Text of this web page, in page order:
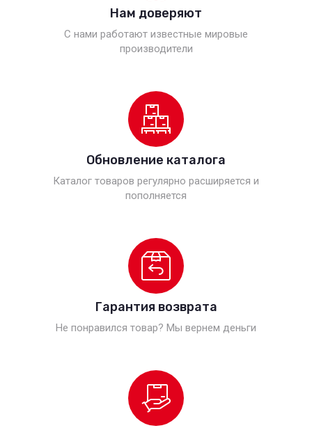
Нам доверяют
С нами работают известные мировые
производители
Обновление каталога
Каталог товаров регулярно расширяется и
пополняется
Гарантия возврата
Не понравился товар? Мы вернем деньги